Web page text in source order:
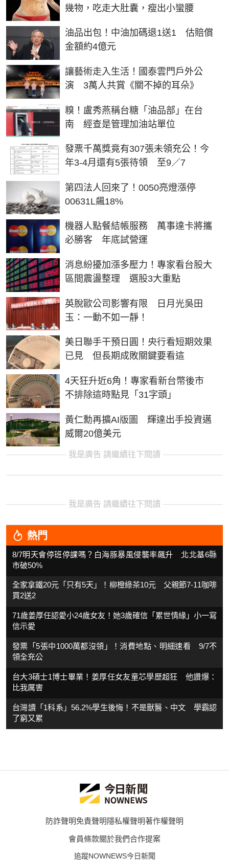
幾物，吃走大肚囊，瘦出小蠻腰
油品出包！中油加碼退1送1 估賠償
金額約4億元
讓藝術走入生活！國泰雲門戶外公
演 3萬人共賞《關不掉的耳朵》
糗！盧秀燕稱台糖「油品部」在台
南 經查是管理加油站單位
發票千萬獎竟有307張未領充公！今
年3-4月還有5張待領 至9／7
第四法人回來了！0050亮燈漲停
00631L飆18%
機器人點餐結帳服務 萬事達卡將攜
必勝客 年底試營運
消息紛擾加漲多壓力！專家看台股大
區間震盪整理 選股3大重點
英脫歐公司影響有限 日月光吳田
玉：一動不如一靜！
美日聯手干預日圓！央行看短期效果
已見 但長期成敗關鍵要看這
4天狂升近6角！專家看新台幣後市
不排除這時點見「31字頭」
黃仁勳再擴AI版圖 輝達出手投資邁
威爾20億美元
我是廣告 請繼續往下閱讀
我是廣告 請繼續往下閱讀
熱門
8/7明天會停班停課嗎？白海豚暴風侵襲率飆升 北北基6縣
市破50%
全家拿鐵20元「只有5天」！柳橙綠茶10元 父親節7-11咖啡
買2送2
71歲姜厚任認愛小24歲女友！她3歲確信「累世情緣」小一寫
信示愛
發票「5張中1000萬都沒領」！消費地點、明細速看 9/7不
領全充公
台大3碩士1博士畢業！姜厚任女友童芯學歷超狂 他讚爆：
比我厲害
台灣讀「1科系」56.2%學生後悔！不是獸醫、中文 學霸認
了窮又累
防詐聲明免責聲明隱私權聲明著作權聲明
會員條款關於我們合作提案
追蹤NOWNEWS今日新聞